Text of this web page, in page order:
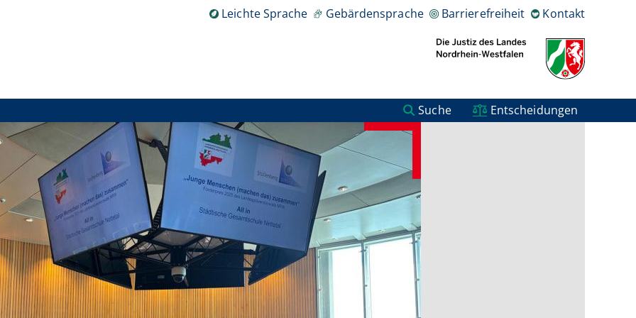
Leichte Sprache Gebärdensprache Barrierefreiheit Kontakt
Suche Entscheidungen